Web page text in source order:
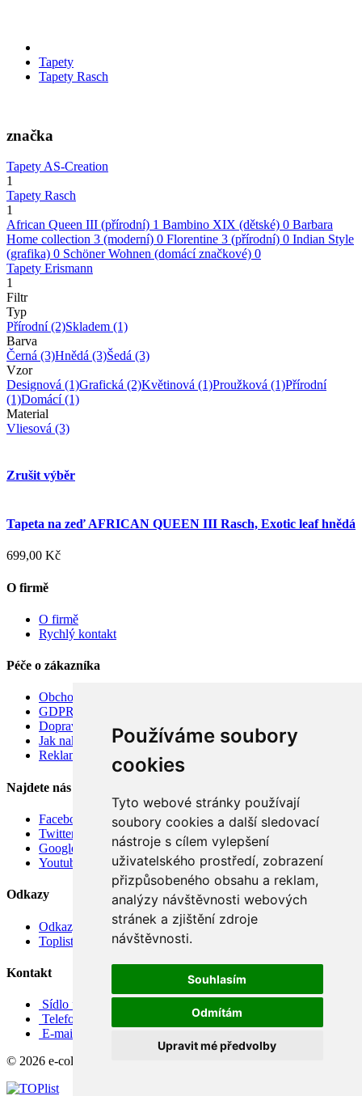
Používáme soubory
cookies
Tyto webové stránky používají
soubory cookies a další sledovací
nástroje s cílem vylepšení
uživatelského prostředí, zobrazení
přizpůsobeného obsahu a reklam,
analýzy návštěvnosti webových
stránek a zjištění zdroje
návštěvnosti.
Souhlasím
Odmítám
Upravit mé předvolby
Tapety
Tapety Rasch
značka
Tapety AS-Creation
1
Tapety Rasch
1
African Queen III (přírodní) 1 Bambino XIX (dětské) 0 Barbara
Home collection 3 (moderní) 0 Florentine 3 (přírodní) 0 Indian Style
(grafika) 0 Schöner Wohnen (domácí značkové) 0
Tapety Erismann
1
Filtr
Typ
Přírodní(2)Skladem (1)
Barva
Černá (3)Hnědá (3)Šedá (3)
Vzor
Designová (1)Grafická (2)Květinová (1)Proužková (1)Přírodní
(1)Domácí(1)
Material
Vliesová (3)
Zrušit výběr
Tapeta na zeď AFRICAN QUEEN III Rasch, Exotic leaf hnědá
699,00 Kč
O firmě
O firmě
Rychlý kontakt
Péče o zákazníka
Obchodní podmínky
GDPR
Doprava
Jak nakupovat
Reklamace
Najdete nás
Facebook
Twitter
Google
Youtube
Odkazy
Odkazy
Toplist
Kontakt
Sídlo firmy: Boženy Němcové 739/1, Svitavy 568 02, CZ
Telefon: +420 608 449 590
E-mail: info@e-color.cz
© 2026 e-color.cz